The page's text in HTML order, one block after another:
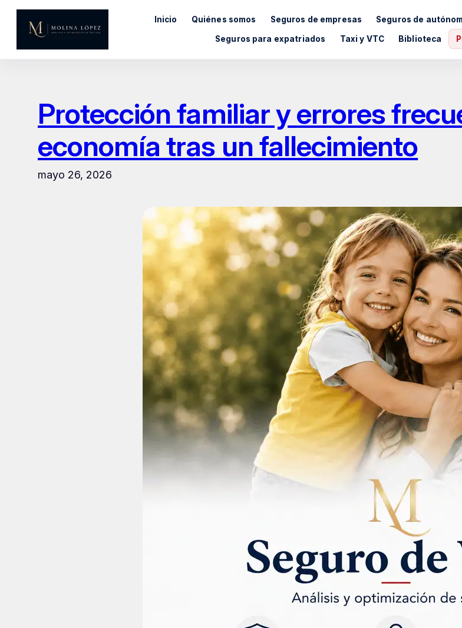
Saltar
contenido
Inicio Quiénes somos Seguros de empresas Seguros de
Seguros para expatriados Taxi y VTC Biblioteca
Protección familiar y errores
economía tras un fallecimiento
mayo 26, 2026